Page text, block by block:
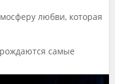
любви, которая
самые